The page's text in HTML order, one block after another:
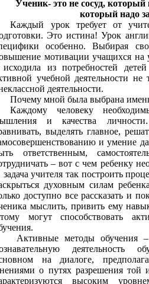
Ученик- это не сосуд,
который надо
Каждый урок требует от
Это истина! Урок
особенно. Выбирая
мотивации учащихся на
из потребностей
учебной деятельности
деятельности.
Почему мной была выбрана
Каждому человеку
и качества
выделять главное,
и умение
ответственным,
– вот с чем ребенку
учителя так построить
духовным силам
доступно все рассказать и
мыслить, привить ему
могут способствовать
Активные методы обучения
деятельность
на диалоге,
о путях разрешения
высоким